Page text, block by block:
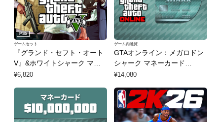
『グランド・セフト・オート
V』&ホワイトシャーク マネ
ーカードバンドル
PS5
ゲームセット
¥6,820
GTAオンライン：メガロドン
シャーク マネーカード
(PS4™)
ゲーム内通貨
¥14,080